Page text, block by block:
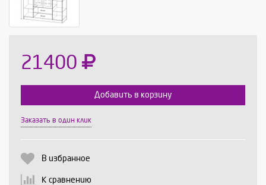
21400
Выберите количество:
Продолжить
Добавить в корзину
Заказать в один клик
В избранное
К сравнению